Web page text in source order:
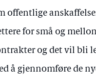
offentlige
for små og
og det vil bli
å gjennomføre de